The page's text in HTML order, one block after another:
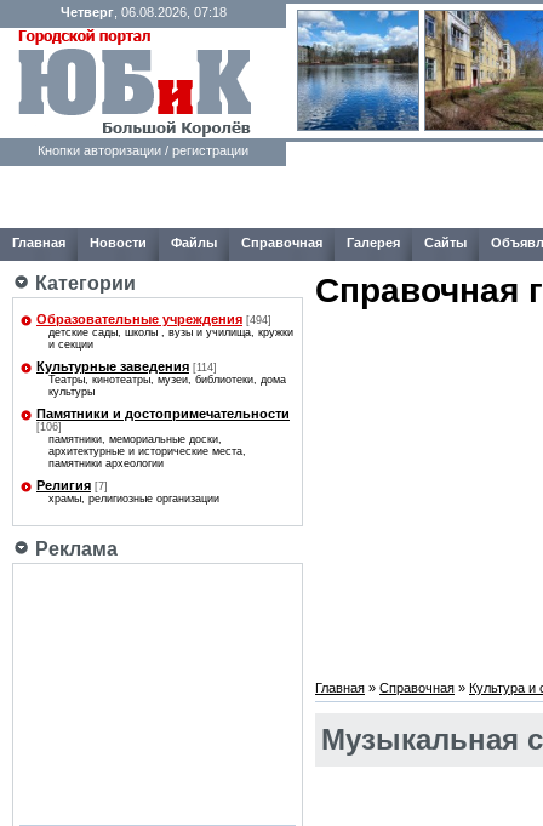
Четверг, 06.08.2026, 07:18
Кнопки авторизации / регистрации
Главная Новости Файлы Справочная Галерея Сайты
Категории
Образовательные учреждения [494]
детские сады, школы , вузы и училища, кружки
и секции
Культурные заведения [114]
Театры, кинотеатры, музеи, библиотеки, дома
культуры
Памятники и достопримечательности
[106]
памятники, мемориальные доски,
архитектурные и исторические места,
памятники археологии
Религия [7]
храмы, религиозные организации
Реклама
Справочная
Главная » Справочная » Культура и
Музыкальная